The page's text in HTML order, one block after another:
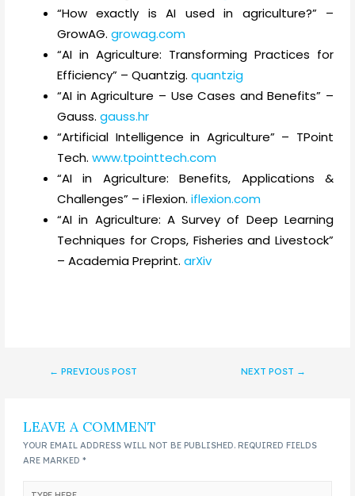
“How exactly is AI used in agriculture?” –
GrowAG. growag.com
“AI in Agriculture: Transforming Practices for
Efficiency” – Quantzig. quantzig
“AI in Agriculture – Use Cases and Benefits” –
Gauss. gauss.hr
“Artificial Intelligence in Agriculture” – TPoint
Tech. www.tpointtech.com
“AI in Agriculture: Benefits, Applications &
Challenges” – i Flexion. iflexion.com
“AI in Agriculture: A Survey of Deep Learning
Techniques for Crops, Fisheries and Livestock”
– Academia Preprint. arXiv
← PREVIOUS POST NEXT POST →
LEAVE A COMMENT
YOUR EMAIL ADDRESS WILL NOT BE PUBLISHED. REQUIRED FIELDS
ARE MARKED*